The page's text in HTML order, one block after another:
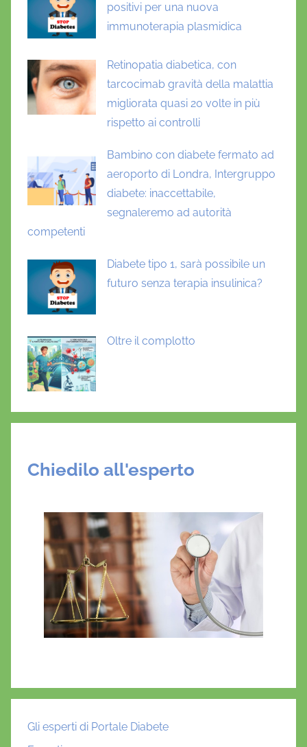
positivi per una nuova
immunoterapia plasmidica
Retinopatia diabetica, con
tarcocimab gravità della malattia
migliorata quasi 20 volte in più
rispetto ai controlli
Bambino con diabete fermato ad
aeroporto di Londra, Intergruppo
diabete: inaccettabile,
segnaleremo ad autorità
competenti
Diabete tipo 1, sarà possibile un
futuro senza terapia insulinica?
Oltre il complotto
Chiedilo all'esperto
Gli esperti di Portale Diabete